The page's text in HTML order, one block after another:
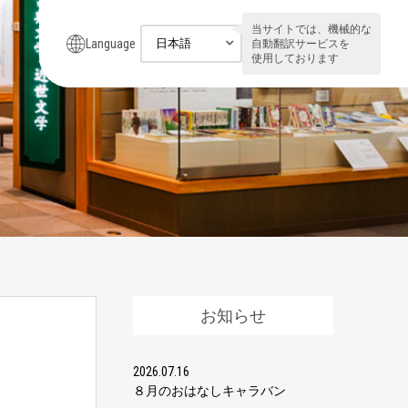
Language
当サイトでは、機械的な
自動翻訳サービスを
使用しております
お知らせ
2026.07.16
８月のおはなしキャラバン